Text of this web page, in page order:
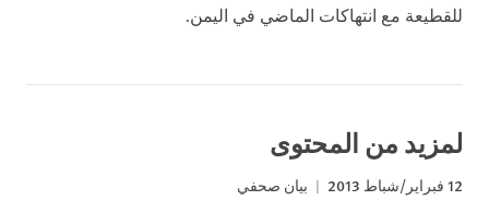
للقطيعة مع انتهاكات الماضي في اليمن.
لمزيد من المحتوى
12 فبراير/شباط 2013 بيان صحفي